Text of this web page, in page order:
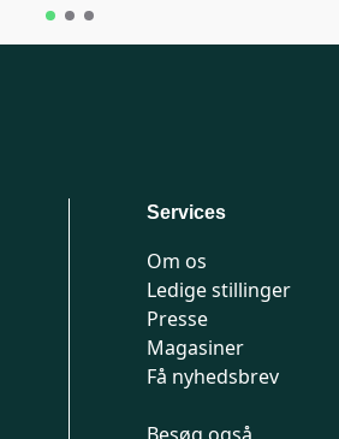
Services
Om os
Ledige stillinger
Presse
Magasiner
Få nyhedsbrev